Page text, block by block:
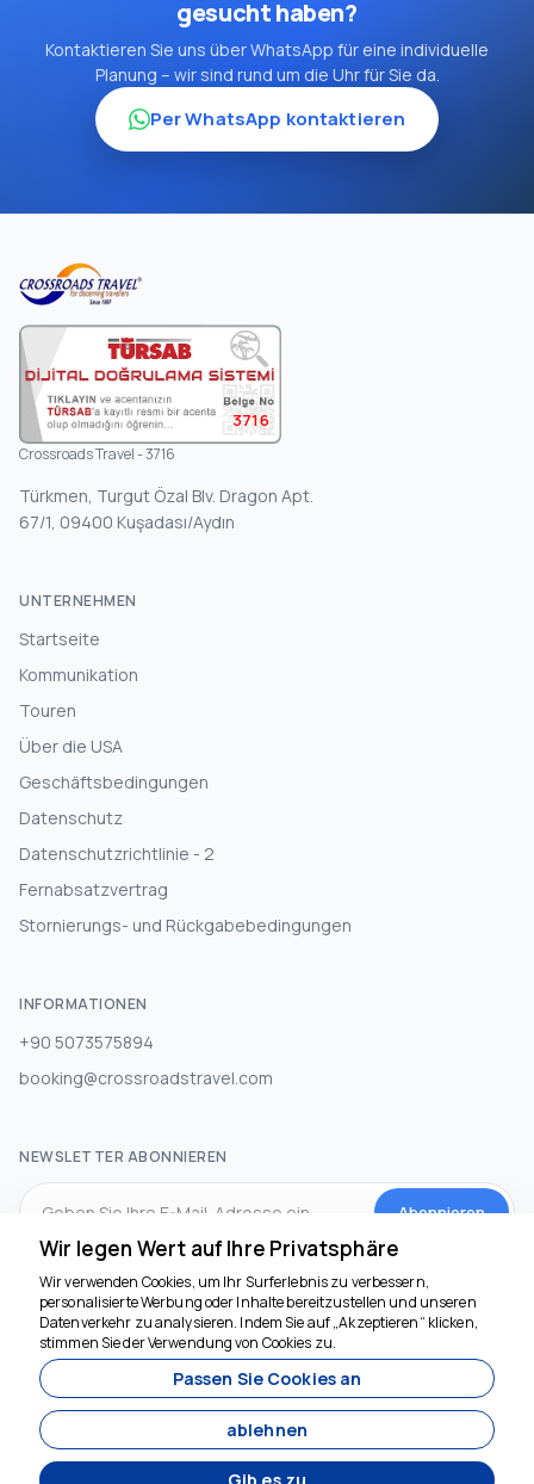
gesucht haben?
Kontaktieren Sie uns über WhatsApp für eine individuelle
Planung – wir sind rund um die Uhr für Sie da.
Per WhatsApp kontaktieren
3716
Crossroads Travel - 3716
Türkmen, Turgut Özal Blv. Dragon Apt.
67/1, 09400 Kuşadası/Aydın
UNTERNEHMEN
Startseite
Kommunikation
Touren
Über die USA
Geschäftsbedingungen
Datenschutz
Datenschutzrichtlinie - 2
Fernabsatzvertrag
Stornierungs- und Rückgabebedingungen
INFORMATIONEN
+90 5073575894
booking@crossroadstravel.com
NEWSLETTER ABONNIEREN
Abonnieren
SOZIALEN MEDIEN
Wir legen Wert auf Ihre Privatsphäre
Wir verwenden Cookies, um Ihr Surferlebnis zu verbessern,
personalisierte Werbung oder Inhalte bereitzustellen und unseren
Datenverkehr zu analysieren. Indem Sie auf „Akzeptieren“ klicken,
stimmen Sie der Verwendung von Cookies zu.
Passen Sie Cookies an
ablehnen